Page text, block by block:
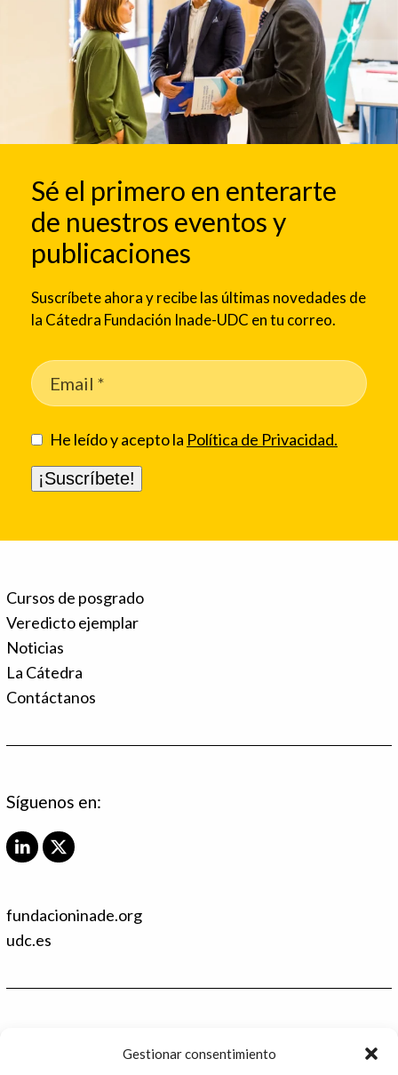
Gestionar consentimiento
Sé el primero en enterarte
de nuestros eventos y
publicaciones
Suscríbete ahora y recibe las últimas novedades de
la Cátedra Fundación Inade-UDC en tu correo.
He leído y acepto la Política de Privacidad.
Cursos de posgrado
Veredicto ejemplar
Noticias
La Cátedra
Contáctanos
Síguenos en:
L
e
d
X
t
fundacioninade.org
udc.es